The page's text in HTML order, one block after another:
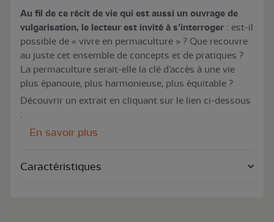
Au fil de ce récit de vie qui est aussi un ouvrage de
vulgarisation, le lecteur est invité à s’interroger : est-il
possible de « vivre en permaculture » ? Que recouvre
au juste cet ensemble de concepts et de pratiques ?
La permaculture serait-elle la clé d’accès à une vie
plus épanouie, plus harmonieuse, plus équitable ?
Découvrir un extrait en cliquant sur le lien ci-dessous
:
En savoir plus
Caractéristiques